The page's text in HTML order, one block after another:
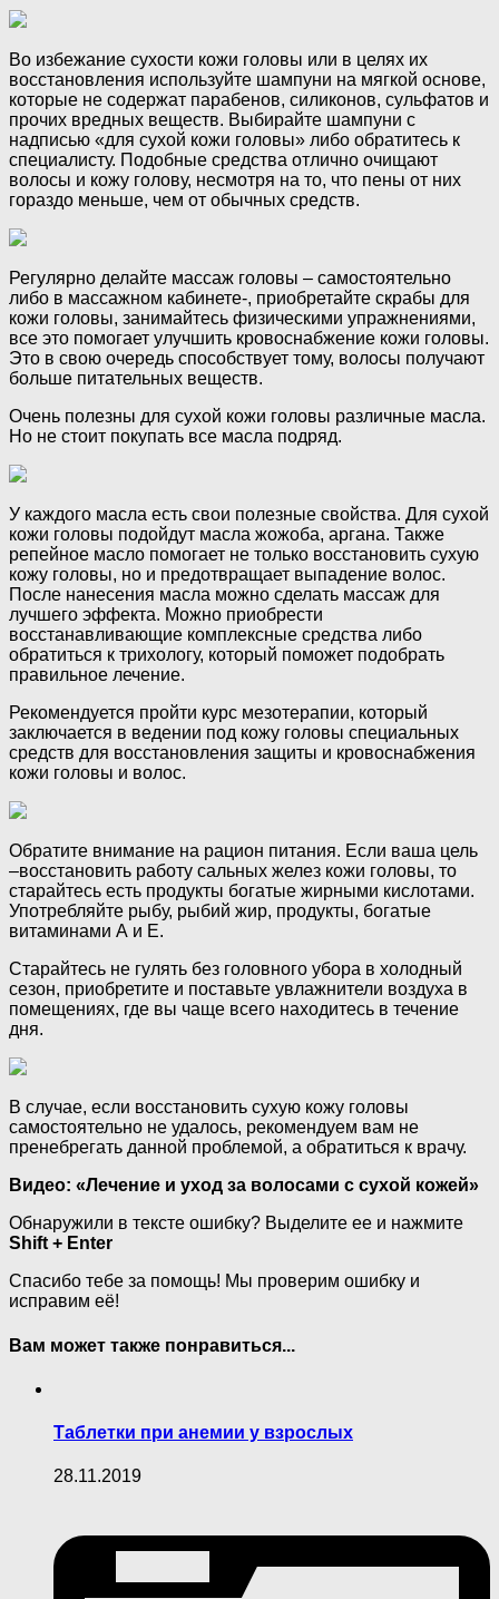
Во избежание сухости кожи головы или в целях их
восстановления используйте шампуни на мягкой основе,
которые не содержат парабенов, силиконов, сульфатов и
прочих вредных веществ. Выбирайте шампуни с
надписью «для сухой кожи головы» либо обратитесь к
специалисту. Подобные средства отлично очищают
волосы и кожу голову, несмотря на то, что пены от них
гораздо меньше, чем от обычных средств.
Регулярно делайте массаж головы – самостоятельно
либо в массажном кабинете-, приобретайте скрабы для
кожи головы, занимайтесь физическими упражнениями,
все это помогает улучшить кровоснабжение кожи головы.
Это в свою очередь способствует тому, волосы получают
больше питательных веществ.
Очень полезны для сухой кожи головы различные масла.
Но не стоит покупать все масла подряд.
У каждого масла есть свои полезные свойства. Для сухой
кожи головы подойдут масла жожоба, аргана. Также
репейное масло помогает не только восстановить сухую
кожу головы, но и предотвращает выпадение волос.
После нанесения масла можно сделать массаж для
лучшего эффекта. Можно приобрести
восстанавливающие комплексные средства либо
обратиться к трихологу, который поможет подобрать
правильное лечение.
Рекомендуется пройти курс мезотерапии, который
заключается в ведении под кожу головы специальных
средств для восстановления защиты и кровоснабжения
кожи головы и волос.
Обратите внимание на рацион питания. Если ваша цель
–восстановить работу сальных желез кожи головы, то
старайтесь есть продукты богатые жирными кислотами.
Употребляйте рыбу, рыбий жир, продукты, богатые
витаминами А и Е.
Старайтесь не гулять без головного убора в холодный
сезон, приобретите и поставьте увлажнители воздуха в
помещениях, где вы чаще всего находитесь в течение
дня.
В случае, если восстановить сухую кожу головы
самостоятельно не удалось, рекомендуем вам не
пренебрегать данной проблемой, а обратиться к врачу.
Видео: «Лечение и уход за волосами с сухой кожей»
Обнаружили в тексте ошибку? Выделите ее и нажмите
Shift + Enter
Спасибо тебе за помощь! Мы проверим ошибку и
исправим её!
Вам может также понравиться...
Таблетки при анемии у взрослых
28.11.2019